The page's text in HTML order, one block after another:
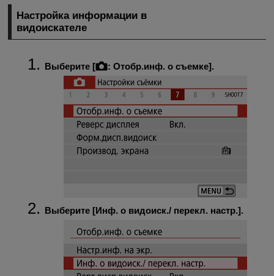
Настройка информации в
видоискателе
Выберите [ : Отобр.инф. о съемке].
Выберите [Инф. о видоиск./ перекл. настр.].